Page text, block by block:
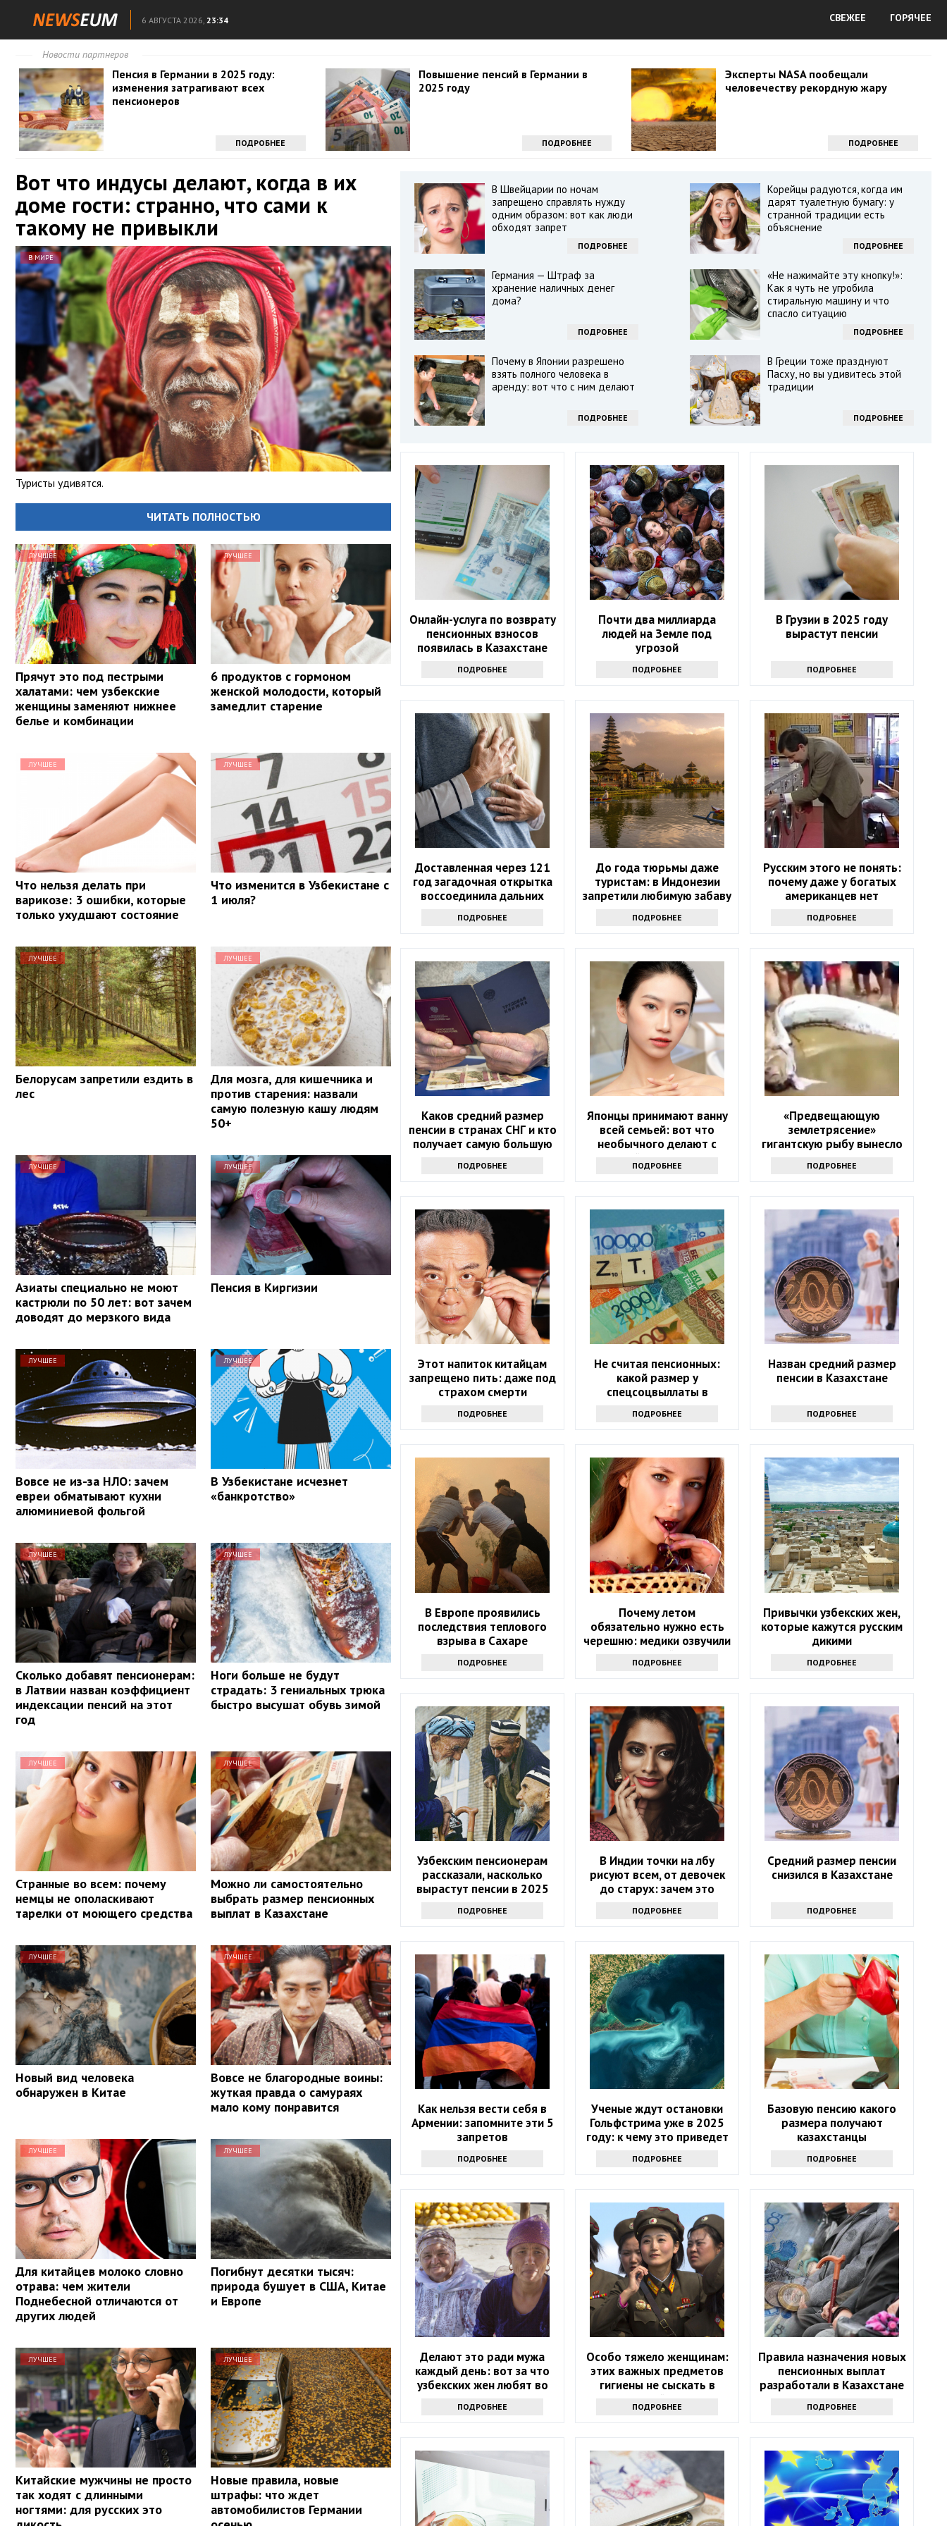
6 АВГУСТА 2026, 23:34 СВЕЖЕЕ ГОРЯЧЕЕ
Новости партнеров
Пенсия в Германии в 2025 году:
изменения затрагивают всех
пенсионеров
ПОДРОБНЕЕ
Повышение пенсий в Германии в
2025 году
ПОДРОБНЕЕ
Эксперты NASA пообещали
человечеству рекордную жару
ПОДРОБНЕЕ
Вот что индусы делают, когда в их
доме гости: странно, что сами к
такому не привыкли
В МИРЕ
Туристы удивятся.
ЧИТАТЬ ПОЛНОСТЬЮ
ЛУЧШЕЕ
Прячут это под пестрыми
халатами: чем узбекские
женщины заменяют нижнее
белье и комбинации
ЛУЧШЕЕ
6 продуктов с гормоном
женской молодости, который
замедлит старение
ЛУЧШЕЕ
Что нельзя делать при
варикозе: 3 ошибки, которые
только ухудшают состояние
ЛУЧШЕЕ
Что изменится в Узбекистане с
1 июля?
ЛУЧШЕЕ
Белорусам запретили ездить в
лес
ЛУЧШЕЕ
Для мозга, для кишечника и
против старения: назвали
самую полезную кашу людям
50+
ЛУЧШЕЕ
Азиаты специально не моют
кастрюли по 50 лет: вот зачем
доводят до мерзкого вида
ЛУЧШЕЕ
Пенсия в Киргизии
ЛУЧШЕЕ
Вовсе не из-за НЛО: зачем
евреи обматывают кухни
алюминиевой фольгой
ЛУЧШЕЕ
В Узбекистане исчезнет
«банкротство»
ЛУЧШЕЕ
Сколько добавят пенсионерам:
в Латвии назван коэффициент
индексации пенсий на этот
год
ЛУЧШЕЕ
Ноги больше не будут
страдать: 3 гениальных трюка
быстро высушат обувь зимой
ЛУЧШЕЕ
Странные во всем: почему
немцы не ополаскивают
тарелки от моющего средства
ЛУЧШЕЕ
Можно ли самостоятельно
выбрать размер пенсионных
выплат в Казахстане
ЛУЧШЕЕ
Новый вид человека
обнаружен в Китае
ЛУЧШЕЕ
Вовсе не благородные воины:
жуткая правда о самураях
мало кому понравится
ЛУЧШЕЕ
Для китайцев молоко словно
отрава: чем жители
Поднебесной отличаются от
других людей
ЛУЧШЕЕ
Погибнут десятки тысяч:
природа бушует в США, Китае
и Европе
ЛУЧШЕЕ
Китайские мужчины не просто
так ходят с длинными
ногтями: для русских это
ЛУЧШЕЕ
Новые правила, новые
штрафы: что ждет
автомобилистов Германии
В Швейцарии по ночам
запрещено справлять нужду
одним образом: вот как люди
обходят запрет
ПОДРОБНЕЕ
Корейцы радуются, когда им
дарят туалетную бумагу: у
странной традиции есть
объяснение
ПОДРОБНЕЕ
Германия — Штраф за
хранение наличных денег
дома?
ПОДРОБНЕЕ
«Не нажимайте эту кнопку!»:
Как я чуть не угробила
стиральную машину и что
спасло ситуацию
ПОДРОБНЕЕ
Почему в Японии разрешено
взять полного человека в
аренду: вот что с ним делают
ПОДРОБНЕЕ
В Греции тоже празднуют
Пасху, но вы удивитесь этой
традиции
ПОДРОБНЕЕ
Онлайн-услуга по возврату
пенсионных взносов
появилась в Казахстане
ПОДРОБНЕЕ
Почти два миллиарда
людей на Земле под
угрозой
ПОДРОБНЕЕ
В Грузии в 2025 году
вырастут пенсии
ПОДРОБНЕЕ
Доставленная через 121
год загадочная открытка
воссоединила дальних
ПОДРОБНЕЕ
До года тюрьмы даже
туристам: в Индонезии
запретили любимую забаву
ПОДРОБНЕЕ
Русским этого не понять:
почему даже у богатых
американцев нет
ПОДРОБНЕЕ
Каков средний размер
пенсии в странах СНГ и кто
получает самую большую
ПОДРОБНЕЕ
Японцы принимают ванну
всей семьей: вот что
необычного делают с
водой после этого
ПОДРОБНЕЕ
«Предвещающую
землетрясение»
гигантскую рыбу вынесло
ПОДРОБНЕЕ
Этот напиток китайцам
запрещено пить: даже под
страхом смерти
ПОДРОБНЕЕ
Не считая пенсионных:
какой размер у
спецсоцвыллаты в
ПОДРОБНЕЕ
Назван средний размер
пенсии в Казахстане
ПОДРОБНЕЕ
В Европе проявились
последствия теплового
взрыва в Сахаре
ПОДРОБНЕЕ
Почему летом
обязательно нужно есть
черешню: медики озвучили
5 полезных свойств ягоды
ПОДРОБНЕЕ
Привычки узбекских жен,
которые кажутся русским
дикими
ПОДРОБНЕЕ
Узбекским пенсионерам
рассказали, насколько
вырастут пенсии в 2025
ПОДРОБНЕЕ
В Индии точки на лбу
рисуют всем, от девочек
до старух: зачем это
ПОДРОБНЕЕ
Средний размер пенсии
снизился в Казахстане
ПОДРОБНЕЕ
Как нельзя вести себя в
Армении: запомните эти 5
запретов
ПОДРОБНЕЕ
Ученые ждут остановки
Гольфстрима уже в 2025
году: к чему это приведет
ПОДРОБНЕЕ
Базовую пенсию какого
размера получают
казахстанцы
ПОДРОБНЕЕ
Делают это ради мужа
каждый день: вот за что
узбекских жен любят во
ПОДРОБНЕЕ
Особо тяжело женщинам:
этих важных предметов
гигиены не сыскать в
Северной Корее
ПОДРОБНЕЕ
Правила назначения новых
пенсионных выплат
разработали в Казахстане
ПОДРОБНЕЕ